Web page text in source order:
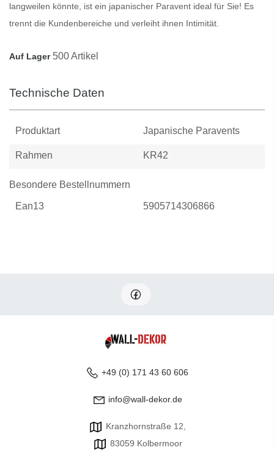
langweilen könnte, ist ein japanischer Paravent ideal für Sie! Es
trennt die Kundenbereiche und verleiht ihnen Intimität.
Auf Lager 500 Artikel
Technische Daten
Produktart Japanische Paravents
Rahmen KR42
Besondere Bestellnummern
Ean13 5905714306866
+49 (0) 171 43 60 606
info@wall-dekor.de
Kranzhornstraße 12,
83059 Kolbermoor